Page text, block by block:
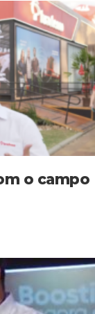
o campo